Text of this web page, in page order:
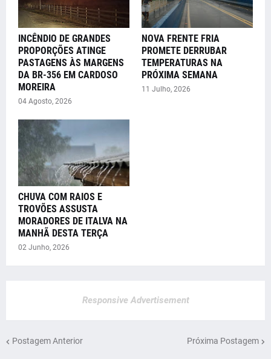
INCÊNDIO DE GRANDES
PROPORÇÕES ATINGE
PASTAGENS ÀS MARGENS
DA BR-356 EM CARDOSO
MOREIRA
04 Agosto, 2026
NOVA FRENTE FRIA
PROMETE DERRUBAR
TEMPERATURAS NA
PRÓXIMA SEMANA
11 Julho, 2026
CHUVA COM RAIOS E
TROVÕES ASSUSTA
MORADORES DE ITALVA NA
MANHÃ DESTA TERÇA
02 Junho, 2026
Responsive Advertisement
Postagem Anterior Próxima Postagem